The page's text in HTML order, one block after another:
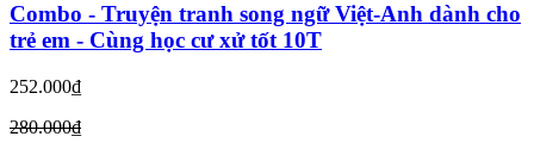
Combo - Truyện tranh song ngữ Việt-Anh dành cho
trẻ em - Cùng học cư xử tốt 10T
252.000₫
280.000₫